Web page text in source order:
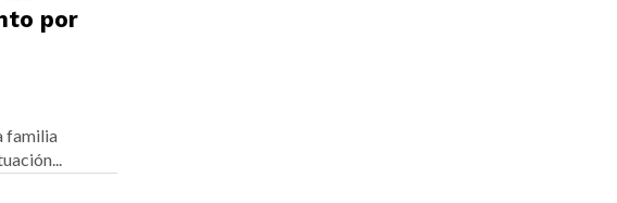
por
familia